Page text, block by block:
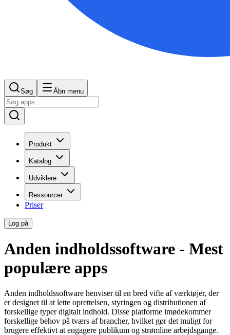
Søg Åbn menu
Produkt
Katalog
Udviklere
Ressourcer
Priser
Log på
Anden indholdssoftware - Mest
populære apps
Anden indholdssoftware henviser til en bred vifte af værktøjer, der
er designet til at lette oprettelsen, styringen og distributionen af ​​
forskellige typer digitalt indhold. Disse platforme imødekommer
forskellige behov på tværs af brancher, hvilket gør det muligt for
brugere effektivt at engagere publikum og strømline arbejdsgange.